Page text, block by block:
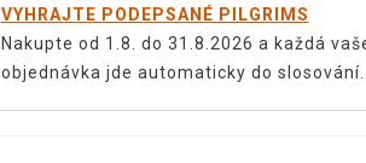
VYHRAJTE PODEPSANÉ PILGRIMS
Nakupte od 1.8. do 31.8.2026 a každá
objednávka jde automaticky do slosování.